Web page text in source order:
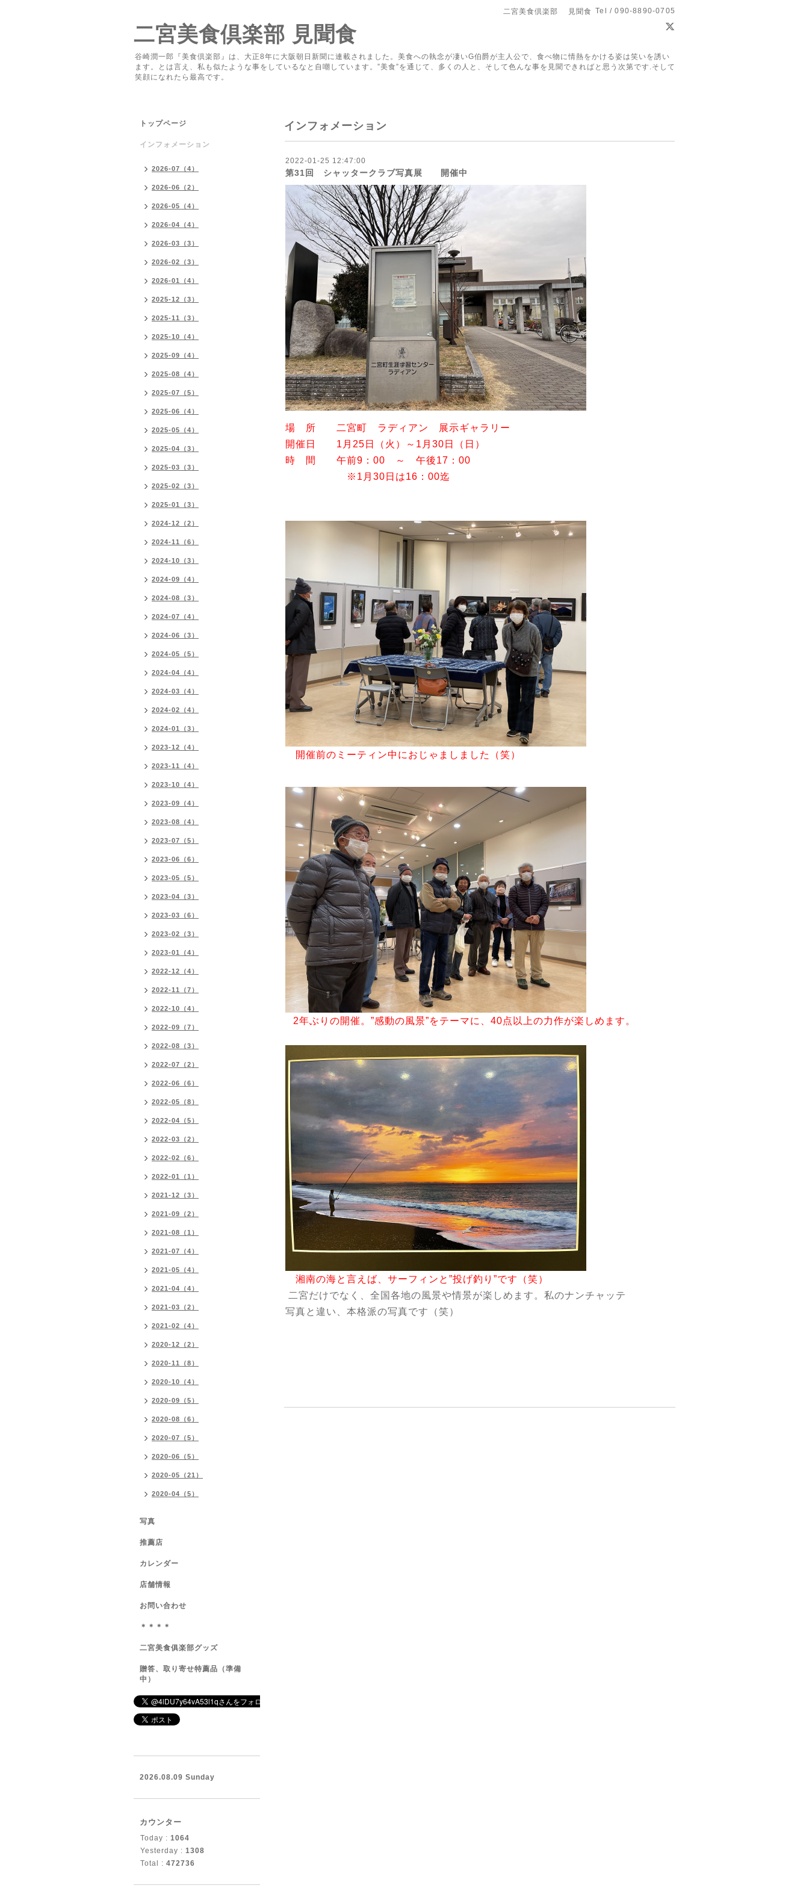
二宮美食倶楽部 見聞食 Tel / 090-8890-0705
二宮美食倶楽部 見聞食
谷崎潤一郎『美食倶楽部』は、大正8年に大阪朝日新聞に連載されました。美食への執念が凄いG伯爵が主人公で、食べ物に情熱をかける姿は笑いを誘い
ます。とは言え、私も似たような事をしているなと自嘲しています。”美食”を通じて、多くの人と、そして色んな事を見聞できればと思う次第です.そして
笑顔になれたら最高です。
インフォメーション
2022-01-25 12:47:00
第31回 シャッタークラブ写真展 開催中
場 所 二宮町 ラディアン 展示ギャラリー
開催日 1月25日（火）～1月30日（日）
時 間 午前9：00 ～ 午後17：00
※1月30日は16：00迄
開催前のミーティン中におじゃましました（笑）
2年ぶりの開催。”感動の風景”をテーマに、40点以上の力作が楽しめます。
湘南の海と言えば、サーフィンと”投げ釣り”です（笑）
二宮だけでなく、全国各地の風景や情景が楽しめます。私のナンチャッテ
写真と違い、本格派の写真です（笑）
トップページ
インフォメーション
2026-07（4）
2026-06（2）
2026-05（4）
2026-04（4）
2026-03（3）
2026-02（3）
2026-01（4）
2025-12（3）
2025-11（3）
2025-10（4）
2025-09（4）
2025-08（4）
2025-07（5）
2025-06（4）
2025-05（4）
2025-04（3）
2025-03（3）
2025-02（3）
2025-01（3）
2024-12（2）
2024-11（6）
2024-10（3）
2024-09（4）
2024-08（3）
2024-07（4）
2024-06（3）
2024-05（5）
2024-04（4）
2024-03（4）
2024-02（4）
2024-01（3）
2023-12（4）
2023-11（4）
2023-10（4）
2023-09（4）
2023-08（4）
2023-07（5）
2023-06（6）
2023-05（5）
2023-04（3）
2023-03（6）
2023-02（3）
2023-01（4）
2022-12（4）
2022-11（7）
2022-10（4）
2022-09（7）
2022-08（3）
2022-07（2）
2022-06（6）
2022-05（8）
2022-04（5）
2022-03（2）
2022-02（6）
2022-01（1）
2021-12（3）
2021-09（2）
2021-08（1）
2021-07（4）
2021-05（4）
2021-04（4）
2021-03（2）
2021-02（4）
2020-12（2）
2020-11（8）
2020-10（4）
2020-09（5）
2020-08（6）
2020-07（5）
2020-06（5）
2020-05（21）
2020-04（5）
写真
推薦店
カレンダー
店舗情報
お問い合わせ
＊＊＊＊
二宮美食俱楽部グッズ
贈答、取り寄せ特薦品（準備
中）
2026.08.09 Sunday
カウンター
Today : 1064
Yesterday : 1308
Total : 472736